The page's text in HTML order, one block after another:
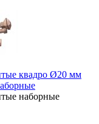
квадро Ø20 мм
наборные